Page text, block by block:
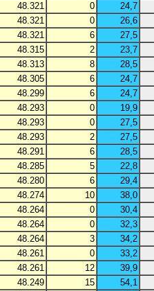
48.321 0
24,7
48.321 0
26,6
48.321 6
27,5
48.315 2
23,7
48.313 8
28,5
48.305 6
24,7
48.299 6
24,7
48.293 0
19,9
48.293 0
27,5
48.293 2
27,5
48.291 6
28,5
48.285 5
22,8
48.280 6
29,4
48.274 10
38,0
48.264 0
30,4
48.264 0
32,3
48.264 3
34,2
48.261 0
33,2
48.261 12
39,9
48.249 15
54,1